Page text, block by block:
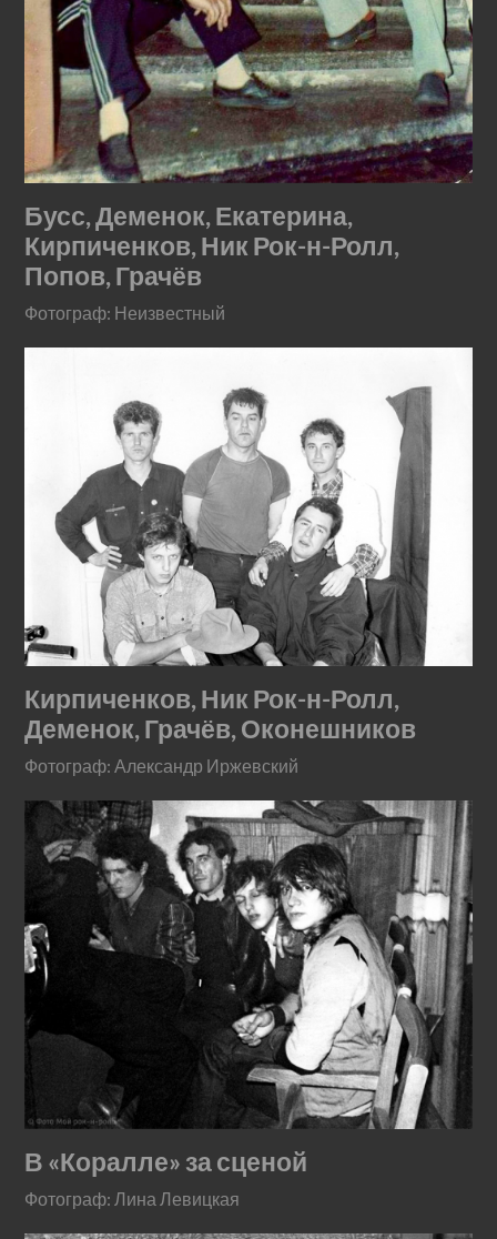
Бусс, Деменок, Екатерина,
Кирпиченков, Ник Рок-н-Ролл,
Попов, Грачёв
Фотограф: Неизвестный
Кирпиченков, Ник Рок-н-Ролл,
Деменок, Грачёв, Оконешников
Фотограф: Александр Иржевский
В «Коралле» за сценой
Фотограф: Лина Левицкая